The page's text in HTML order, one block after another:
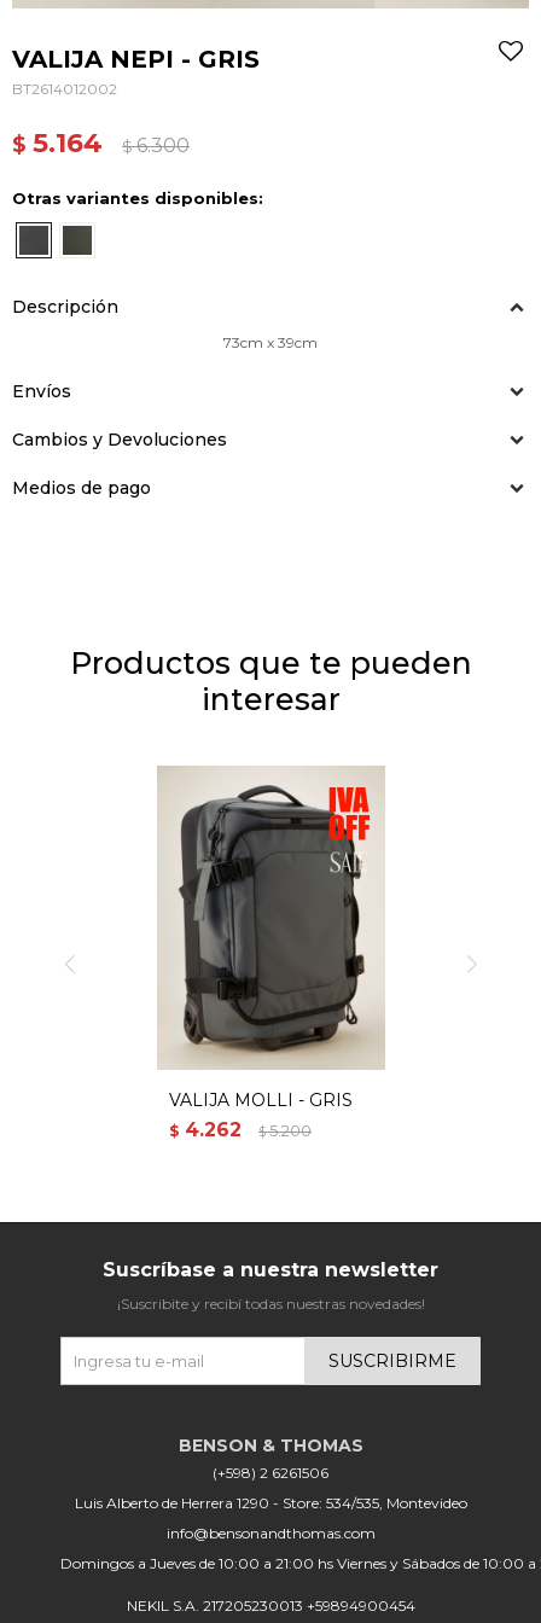
VALIJA NEPI - GRIS
BT2614012002
$ 5.164 $ 6.300
Otras variantes disponibles:
Descripción
73cm x 39cm
Envíos
Cambios y Devoluciones
Medios de pago
Productos que te pueden
interesar
VALIJA MOLLI - GRIS
$ 4.262 $ 5.200
(+598) 2 6261506
Luis Alberto de Herrera 1290 - Store: 534/535, Montevideo
info@bensonandthomas.com
Domingos a Jueves de 10:00 a 21:00 hs Viernes y Sábados de 10:00
NEKIL S.A. 217205230013 +59894900454
Suscríbase a nuestra newsletter
¡Suscribite y recibí todas nuestras novedades!
SUSCRIBIRME